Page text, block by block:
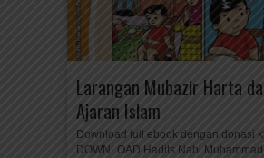
Larangan Mubazir Harta
Ajaran Islam
Download full ebook dengan donasi
DOWNLOAD Hadits Nabi Muhammad